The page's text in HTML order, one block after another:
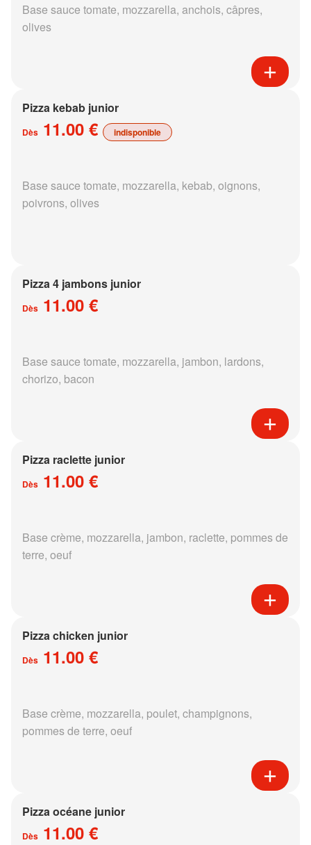
Base sauce tomate, mozzarella, anchois, câpres,
olives
Pizza kebab junior
Dès 11.00 € indisponible
Base sauce tomate, mozzarella, kebab, oignons,
poivrons, olives
Pizza 4 jambons junior
Dès 11.00 €
Base sauce tomate, mozzarella, jambon, lardons,
chorizo, bacon
Pizza raclette junior
Dès 11.00 €
Base crème, mozzarella, jambon, raclette, pommes de
terre, oeuf
Pizza chicken junior
Dès 11.00 €
Base crème, mozzarella, poulet, champignons,
pommes de terre, oeuf
Pizza océane junior
Dès 11.00 €